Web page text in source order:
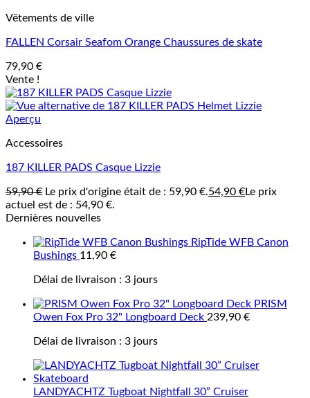
Vêtements de ville
FALLEN Corsair Seafom Orange Chaussures de skate
79,90 €
Vente !
Aperçu
Accessoires
187 KILLER PADS Casque Lizzie
59,90€ Le prix d'origine était de : 59,90 €.54,90 €Le prix
actuel est de : 54,90 €.
Dernières nouvelles
RipTide WFB Canon
Bushings 11,90 €
Délai de livraison : 3 jours
PRISM
Owen Fox Pro 32" Longboard Deck 239,90 €
Délai de livraison : 3 jours
LANDYACHTZ Tugboat Nightfall 30” Cruiser